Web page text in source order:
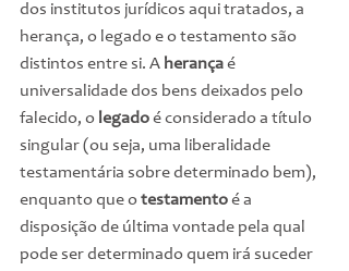
dos institutos jurídicos aqui tratados, a
herança, o legado e o testamento são
distintos entre si. A herança é
universalidade dos bens deixados pelo
falecido, o legado é considerado a título
singular (ou seja, uma liberalidade
testamentária sobre determinado bem),
enquanto que o testamento é a
disposição de última vontade pela qual
pode ser determinado quem irá suceder